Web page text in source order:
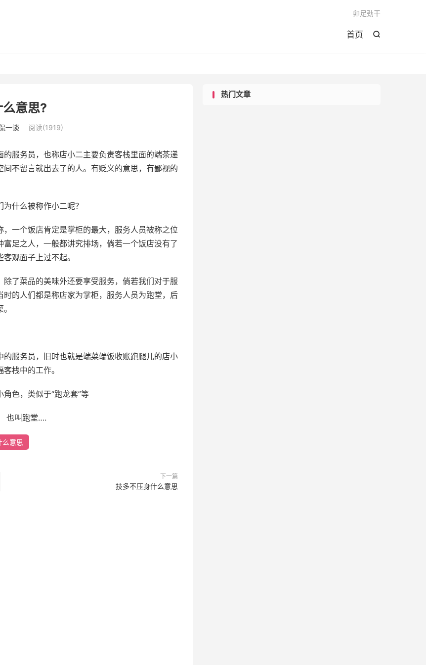

首页
卯足劲干
意思?
一谈 阅读(1919)
服务员，也称店小二主要负责客栈里面的端茶递
不留言就出去了的人。有贬义的意思，有鄙视的
什么被称作小二呢？
一个饭店肯定是掌柜的最大，服务人员被称之位
足之人，一般都讲究排场，倘若一个饭店没有了
观面子上过不起。
了菜品的美味外还要享受服务，倘若我们对于服
的人们都是称店家为掌柜，服务人员为跑堂，后
服务员，旧时也就是端菜端饭收账跑腿儿的店小
栈中的工作。
色，类似于“跑龙套”等
也叫跑堂….
么意思
下一篇
技多不压身什么意思
热门文章